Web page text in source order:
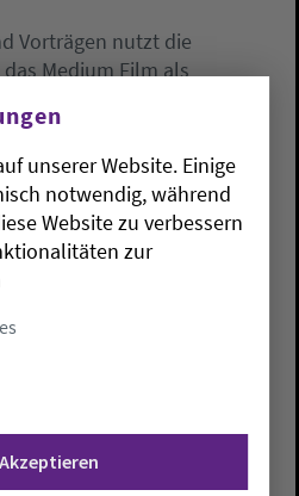
Vorträgen nutzt die
Medium Film als
Zugang, unter anderem
2019.
www.akademie-
unserer Website. Einige
notwendig, während
Website zu verbessern
zur